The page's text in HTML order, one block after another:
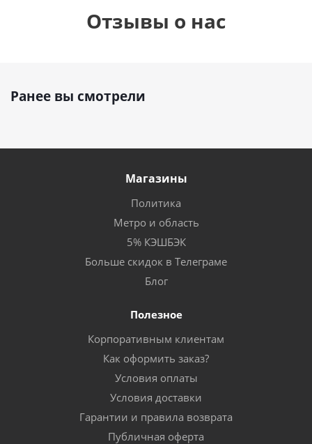
Отзывы о нас
Ранее вы смотрели
Магазины
Политика
Метро и область
5% КЭШБЭК
Больше скидок в Телеграме
Блог
Полезное
Корпоративным клиентам
Как оформить заказ?
Условия оплаты
Условия доставки
Гарантии и правила возврата
Публичная оферта